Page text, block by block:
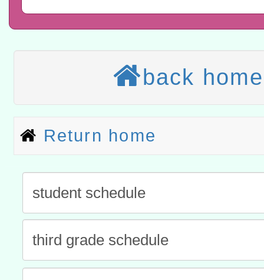
航」
本校115學年度第2次代理
結果公告(無人報名，續辦
適應運動共學行動站研習
本館辦理115年度閱讀磐
讀推動專業研習
科技賦能─人工智慧(AI)工
程
A3數位素養講師名單
t」
有關大陸委員會函釋公務
赴陸應申請許可一案
轉知經濟部水利署委託財
研究院辦理「115年表揚
115年8月22日(星期六)辦
back home
Return home